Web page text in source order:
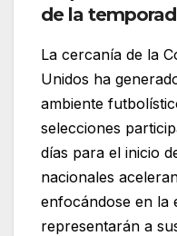
de la
La cercanía de la
Unidos ha
ambiente
selecciones
días para el inicio
nacionales
enfocándose en la
representarán a